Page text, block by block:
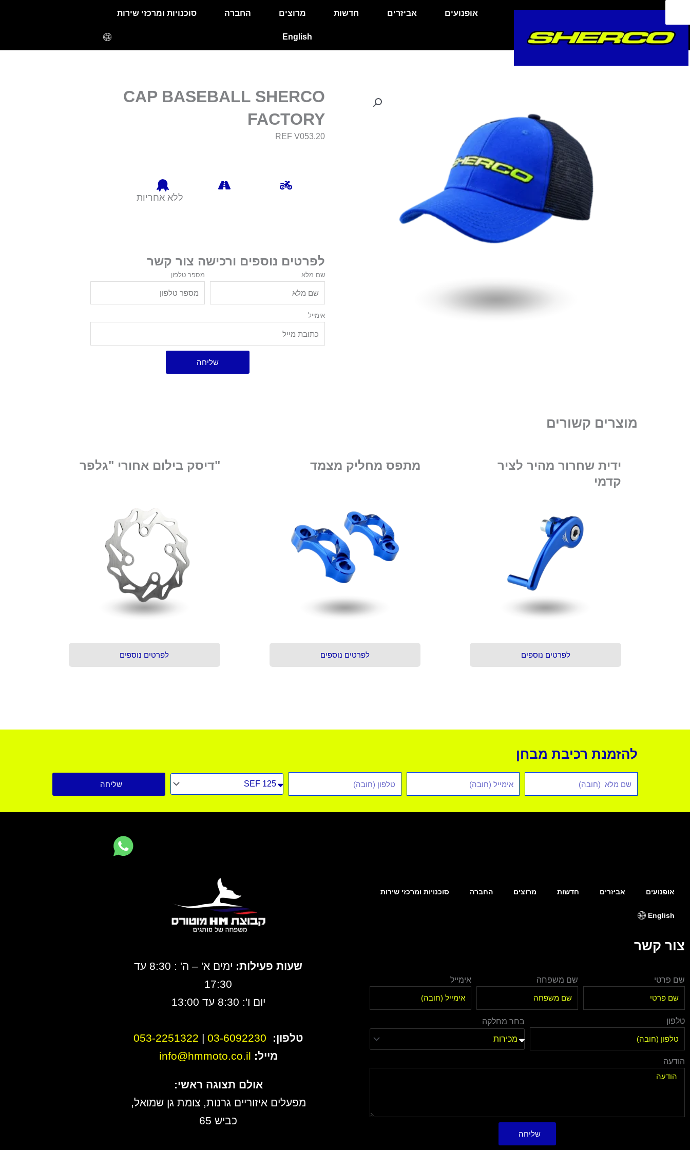
אופנועים אביזרים חדשות מרוצים החברה סוכנויות ומרכזי שירות
English
CAP BASEBALL SHERCO
FACTORY
REF V053.20
ללא אחריות
לפרטים נוספים ורכישה צור קשר
שם מלא מספר טלפון
אימייל
שליחה
מוצרים קשורים
ידית שחרור מהיר לציר
קדמי
לפרטים נוספים
מתפס מחליק מצמד
לפרטים נוספים
"דיסק בילום אחורי "גלפר
לפרטים נוספים
להזמנת רכיבת מבחן
מלא
סוג
רכב
שליחה
אופנועים אביזרים חדשות מרוצים החברה סוכנויות ומרכזי שירות
English
צור קשר
שם פרטי שם משפחה אימייל
טלפון בחר מחלקה
הודעה
שליחה
שעות פעילות:
ימים א' – ה' : 8:30 עד
17:30
יום ו': 8:30 עד 13:00
טלפון: 03-6092230
|
053-2251322
מייל: info@hmmoto.co.il
אולם תצוגה ראשי:
מפעלים איזוריים גרנות, צומת גן שמואל,
כביש 65